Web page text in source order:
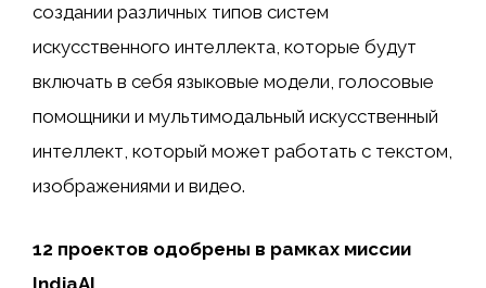
создании различных типов систем
искусственного интеллекта, которые будут
включать в себя языковые модели, голосовые
помощники и мультимодальный искусственный
интеллект, который может работать с текстом,
изображениями и видео.
12 проектов одобрены в рамках миссии
IndiaAI